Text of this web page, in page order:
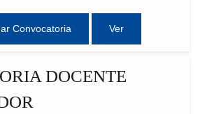
Convocatoria Ver
DOCENTE